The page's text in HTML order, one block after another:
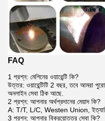
FAQ
1 প্রশ্ন: মেশিনের ওয়ারেন্টি কি?
উত্তর: ওয়ারেন্টিটি 2 বছর, তবে আমরা
অনলাইন সেবা ঠিক আছে.
2 প্রশ্ন: আপনার অর্থপ্রদানের মেয়াদ কি?
A: T/T, L/C, Westen Union, ইত্যাদি
3 প্রশ্ন: আপনার বিক্রয়োত্তর সেবা কি?